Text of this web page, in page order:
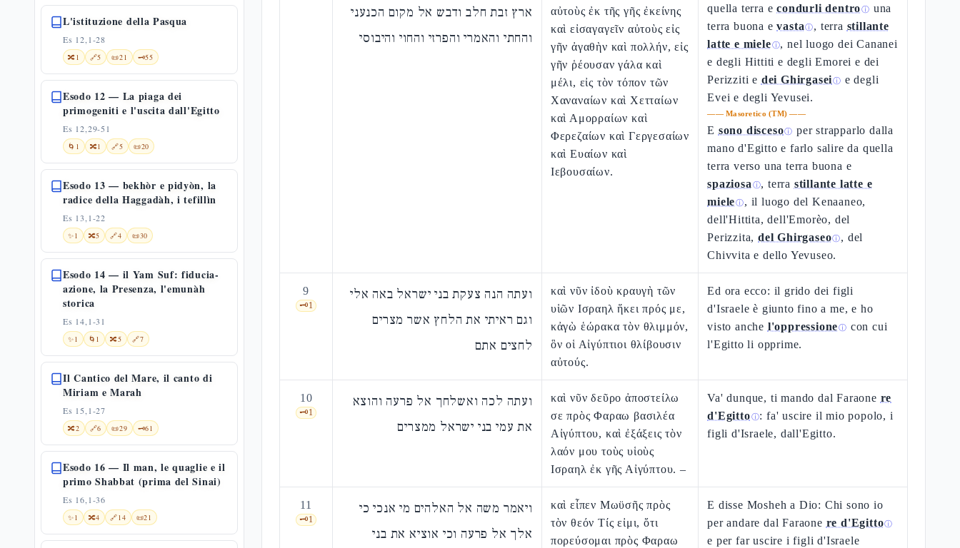
L'istituzione della Pasqua
Es 12,1-28
🔀1 🔗5 📜21 🗝️55
Esodo 12 — La piaga dei
primogeniti e l'uscita dall'Egitto
Es 12,29-51
🌀 1 🔀1 🔗5 📜20
Esodo 13 — bekhòr e pidyòn, la
radice della Haggadàh, i tefillìn
Es 13,1-22
✨1 🔀5 🔗4 📜30
Esodo 14 — il Yam Suf: fiducia-
azione, la Presenza, l'emunàh
storica
Es 14,1-31
✨1 🌀 1 🔀5 🔗7
Il Cantico del Mare, il canto di
Miriam e Marah
Es 15,1-27
🔀2 🔗6 📜29 🗝️61
Esodo 16 — Il man, le quaglie e il
primo Shabbat (prima del Sinai)
Es 16,1-36
✨1 🔀4 🔗14 📜21
ארץ זבת חלב ודבש אל מקום הכנעני
והחתי והאמרי והפרזי והחוי והיבוסי
αὐτοὺς ἐκ τῆς γῆς ἐκείνης
καὶ εἰσαγαγεῖν αὐτοὺς εἰς
γῆν ἀγαθὴν καὶ πολλήν, εἰς
γῆν ῥέουσαν γάλα καὶ
μέλι, εἰς τὸν τόπον τῶν
Χαναναίων καὶ Χετταίων
καὶ Αμορραίων καὶ
Φερεζαίων καὶ Γεργεσαίων
καὶ Ευαίων καὶ
Ιεβουσαίων.
quella terra econdurli dentroⓘ una
terra buona evasta ⓘ, terra stillante
latte e mieleⓘ, nel luogo dei Cananei
e degli Hittiti e degli Emorei e dei
Perizziti e dei Ghirgaseiⓘ e degli
Evei e degli Yevusei.
——Masoretico (TM) ——
E sono discesoⓘ per strapparlo dalla
mano d'Egitto e farlo salire da quella
terra verso una terra buona e
spaziosa ⓘ, terra stillante latte e
mieleⓘ, il luogo del Kenaaneo,
dell'Hittita, dell'Emorèo, del
Perizzita,del Ghirgaseoⓘ, del
Chivvita e dello Yevuseo.
9
🗝️1
ועתה הנה צעקת בני ישראל באה אלי
וגם ראיתי את הלחץ אשר מצרים
לחצים אתם
καὶ νῦν ἰδοὺ κραυγὴ τῶν
υἱῶν Ισραηλ ἥκει πρός με,
κἀγὼ ἑώρακα τὸν θλιμμόν,
ὃν οἱ Αἰγύπτιοι θλίβουσιν
αὐτούς.
Ed ora ecco: il grido dei figli
d'Israele è giunto fino a me, e ho
visto anche l'oppressioneⓘ con cui
l'Egitto li opprime.
10
🗝️1
ועתה לכה ואשלחך אל פרעה והוצא
את עמי בני ישראל ממצרים
καὶ νῦν δεῦρο ἀποστείλω
σε πρὸς Φαραω βασιλέα
Αἰγύπτου, καὶ ἐξάξεις τὸν
λαόν μου τοὺς υἱοὺς
Ισραηλ ἐκ γῆς Αἰγύπτου. –
Va' dunque, ti mando dal Faraone re
d'Egittoⓘ: fa' uscire il mio popolo, i
figli d'Israele, dall'Egitto.
11
🗝️1
ויאמר משה אל האלהים מי אנכי כי
אלך אל פרעה וכי אוציא את בני
καὶ εἶπεν Μωϋσῆς πρὸς
τὸν θεόν Τίς εἰμι, ὅτι
πορεύσομαι πρὸς Φαραω
E disse Mosheh a Dio: Chi sono io
per andare dal Faraone re d'Egittoⓘ
e per far uscire i figli d'Israele